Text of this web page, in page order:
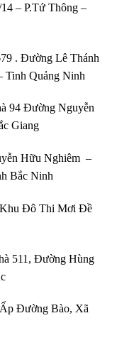
– P.Tứ Thông –
. Đường Lê Thánh
Tinh Quảng Ninh
94 Đường Nguyễn
Giang
Hữu Nghiêm –
Bắc Ninh
Khu Đô Thi Mơi Đề
511, Đường Hùng
Đường Bào, Xã